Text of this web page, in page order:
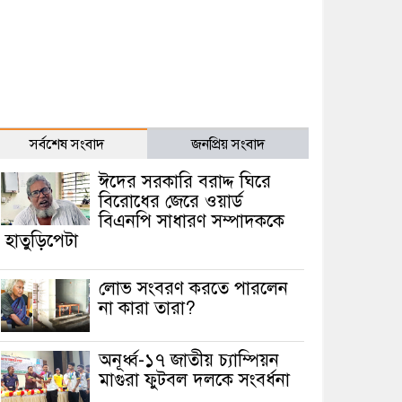
সর্বশেষ সংবাদ জনপ্রিয় সংবাদ
ঈদের সরকারি বরাদ্দ ঘিরে
বিরোধের জেরে ওয়ার্ড
বিএনপি সাধারণ সম্পাদককে
হাতুড়িপেটা
লোভ সংবরণ করতে পারলেন
না কারা তারা?
অনূর্ধ্ব-১৭ জাতীয় চ্যাম্পিয়ন
মাগুরা ফুটবল দলকে সংবর্ধনা